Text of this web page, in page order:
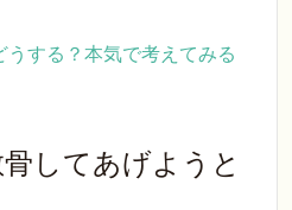
する？本気で考えてみる
してあげようと